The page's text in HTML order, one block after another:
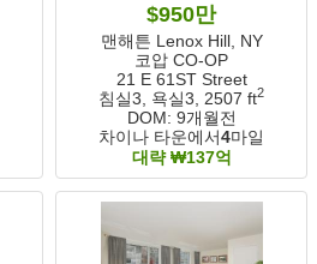
$950만
맨해튼 Lenox Hill, NY
코압 CO-OP
21 E 61ST Street
침실3, 욕실3, 2507 ft2
DOM: 9개월전
차이나 타운에서4마일
대략 ₩137억